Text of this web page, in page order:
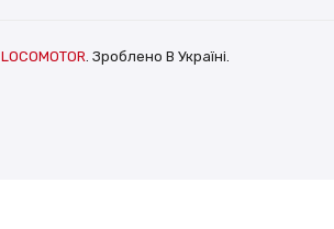
LOCOMOTOR. Зроблено В Україні.